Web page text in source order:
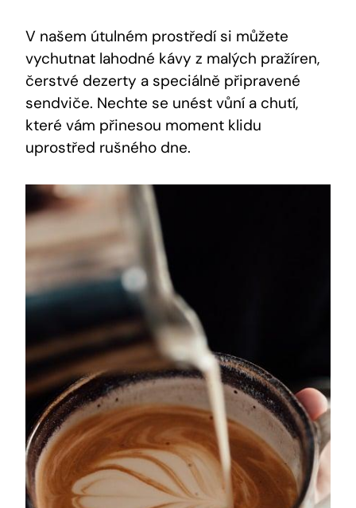
V našem útulném prostředí si můžete
vychutnat lahodné kávy z malých pražíren,
čerstvé dezerty a speciálně připravené
sendviče. Nechte se unést vůní a chutí,
které vám přinesou moment klidu
uprostřed rušného dne.